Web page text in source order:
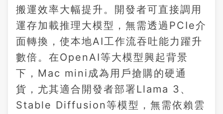
搬運效率大幅提升。開發者可直接調用
運存加載推理大模型，無需透過PCIe介
面轉換，使本地AI工作流吞吐能力躍升
數倍。在OpenAI等大模型興起背景
下，Mac mini成為用戶搶購的硬通
貨，尤其適合開發者部署Llama 3、
Stable Diffusion等模型，無需依賴雲